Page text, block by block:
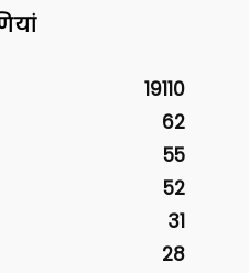
19110
62
55
52
31
28